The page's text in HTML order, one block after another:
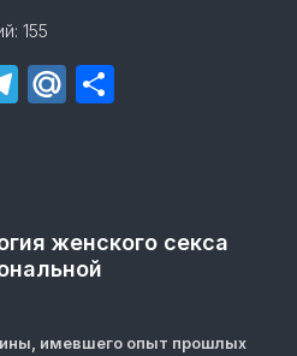
155
Telegram
Mail.Ru
женского секса
имевшего опыт прошлых